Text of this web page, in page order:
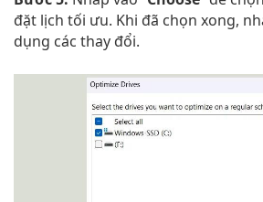
đặt lịch tối ưu. Khi đã chọn xong,
dụng các thay đổi.